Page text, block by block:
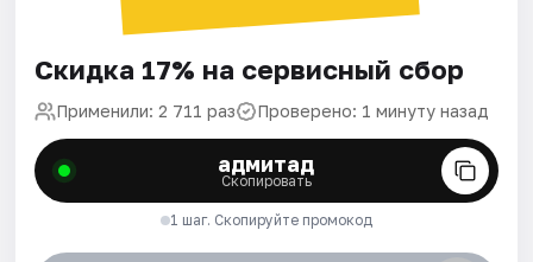
Скидка 17% на сервисный сбор
Применили: 2 711 раз Проверено: 1 минуту назад
адмитад
Скопировать
1 шаг. Скопируйте промокод